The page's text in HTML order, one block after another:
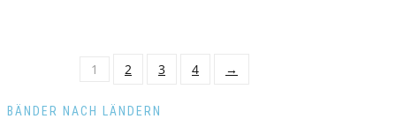
1 2 3 4 →
BÄNDER NACH LÄNDERN